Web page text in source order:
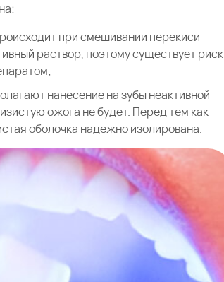
при смешивании перекиси
раствор, поэтому существует риск
нанесение на зубы неактивной
ожога не будет. Перед тем как
оболочка надежно изолирована.